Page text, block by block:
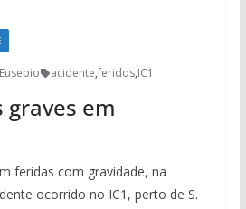
acidente,feridos,IC1
graves em
feridas com gravidade, na
ocorrido no IC1, perto de S.